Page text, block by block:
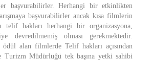
başvurabilirler. Herhangi bir etkinlikten
başvurabilirler ancak kısa filmlerin
telif hakları herhangi bir organizasyona,
devredilmemiş olması gerekmektedir.
ödül alan filmlerde Telif hakları açısından
Müdürlüğü tek başına yetki sahibi